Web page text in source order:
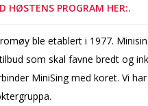
HØSTENS PROGRAM HER:.
ble etablert i 1977.
som skal favne bredt og
MiniSing med koret. Vi